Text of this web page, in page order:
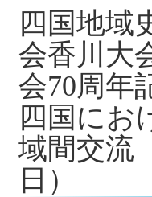
四国地域
会香川大
会70周
四国にお
域間交流
日）